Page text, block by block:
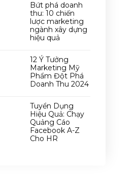
Bứt phá doanh
thu: 10 chiến
lược marketing
ngành xây dựng
hiệu quả
12 Ý Tưởng
Marketing Mỹ
Phẩm Đột Phá
Doanh Thu 2024
Tuyển Dụng
Hiệu Quả: Chạy
Quảng Cáo
Facebook A-Z
Cho HR